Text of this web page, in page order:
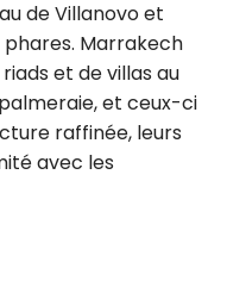
de Villanovo et
phares. Marrakech
et de villas au
et ceux-ci
raffinée, leurs
avec les